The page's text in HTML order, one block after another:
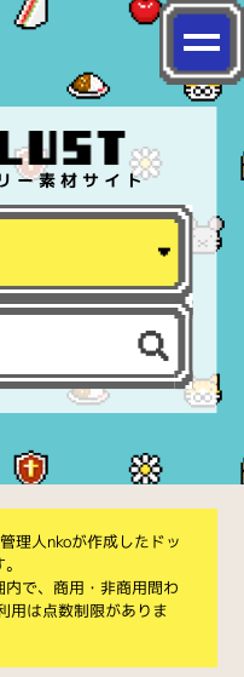
ー素材サイト
理人nkoが作成したドッ
で、商用・非商用問わ
用は点数制限がありま